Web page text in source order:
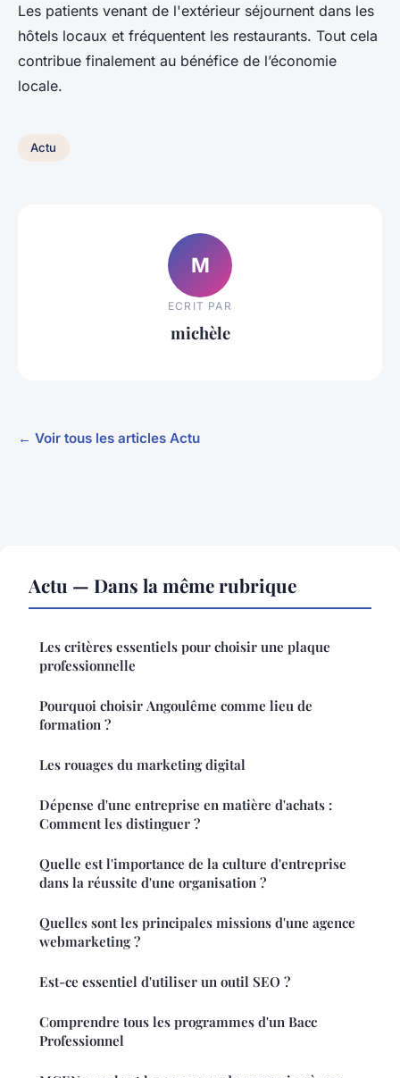
Les patients venant de l'extérieur séjournent dans les
hôtels locaux et fréquentent les restaurants. Tout cela
contribue finalement au bénéfice de l’économie
locale.
Actu
M
ECRIT PAR
michèle
← Voir tous les articles Actu
Actu — Dans la même rubrique
Les critères essentiels pour choisir une plaque
professionnelle
Pourquoi choisir Angoulême comme lieu de
formation ?
Les rouages du marketing digital
Dépense d'une entreprise en matière d'achats :
Comment les distinguer ?
Quelle est l'importance de la culture d'entreprise
dans la réussite d'une organisation ?
Quelles sont les principales missions d'une agence
webmarketing ?
Est-ce essentiel d'utiliser un outil SEO ?
Comprendre tous les programmes d'un Bacc
Professionnel